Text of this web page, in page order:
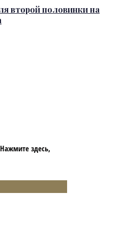
второй половинки на
здесь,